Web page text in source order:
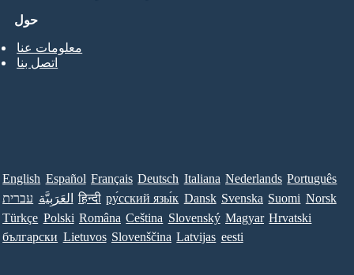
حول
معلومات عنا
اتصل بنا
English Español Français Deutsch Italiana Nederlands Português
עברית العَرَبِيَّة हिन्दी ру́сский язы́к Dansk Svenska Suomi Norsk
Türkçe Polski Româna Ceština Slovenský Magyar Hrvatski
български Lietuvos Slovenščina Latvijas eesti